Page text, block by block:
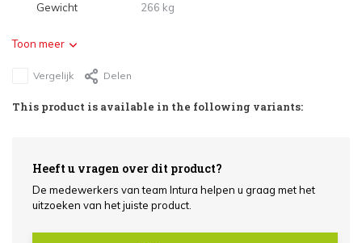
Gewicht 266 kg
Toon meer
Vergelijk Delen
This product is available in the following variants:
Heeft u vragen over dit product?
De medewerkers van team Intura helpen u graag met het
uitzoeken van het juiste product.